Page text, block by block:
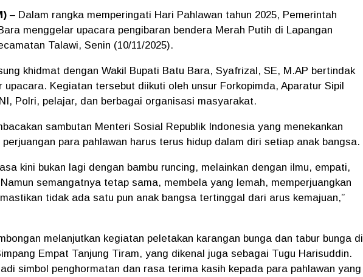
– Dalam rangka memperingati Hari Pahlawan tahun 2025, Pemerintah
menggelar upacara pengibaran bendera Merah Putih di Lapangan
Talawi, Senin (10/11/2025).
khidmat dengan Wakil Bupati Batu Bara, Syafrizal, SE, M.AP bertindak
upacara. Kegiatan tersebut diikuti oleh unsur Forkopimda, Aparatur Sipil
Polri, pelajar, dan berbagai organisasi masyarakat.
sambutan Menteri Sosial Republik Indonesia yang menekankan
para pahlawan harus terus hidup dalam diri setiap anak bangsa.
kini bukan lagi dengan bambu runcing, melainkan dengan ilmu, empati,
semangatnya tetap sama, membela yang lemah, memperjuangkan
tidak ada satu pun anak bangsa tertinggal dari arus kemajuan,”
melanjutkan kegiatan peletakan karangan bunga dan tabur bunga di
Empat Tanjung Tiram, yang dikenal juga sebagai Tugu Harisuddin.
simbol penghormatan dan rasa terima kasih kepada para pahlawan yang